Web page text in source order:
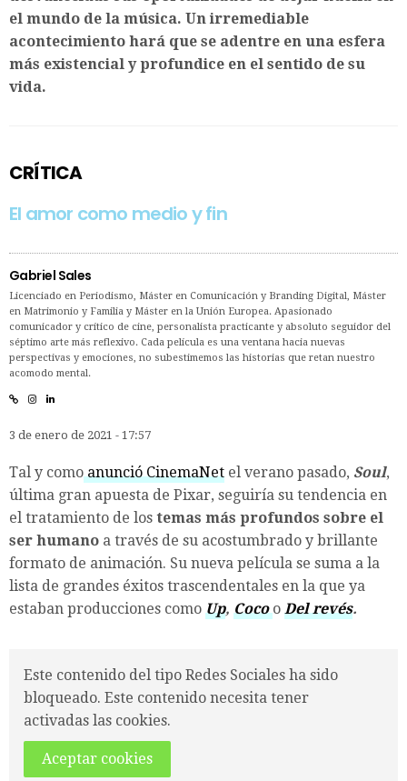
el mundo de la música. Un irremediable
acontecimiento hará que se adentre en una esfera
más existencial y profundice en el sentido de su
vida.
CRÍTICA
El amor como medio y fin
Gabriel Sales
Licenciado en Periodismo, Máster en Comunicación y Branding Digital, Máster
en Matrimonio y Familia y Máster en la Unión Europea. Apasionado
comunicador y crítico de cine, personalista practicante y absoluto seguidor del
séptimo arte más reflexivo. Cada película es una ventana hacia nuevas
perspectivas y emociones, no subestimemos las historias que retan nuestro
acomodo mental.
3 de enero de 2021 - 17:57
Tal y comoanunció CinemaNet el verano pasado, Soul,
última gran apuesta de Pixar, seguiría su tendencia en
el tratamiento de los temas más profundos sobre el
ser humano a través de su acostumbrado y brillante
formato de animación. Su nueva película se suma a la
lista de grandes éxitos trascendentales en la que ya
estaban producciones como Up, Cocoo Del revés.
Este contenido del tipo Redes Sociales ha sido
bloqueado. Este contenido necesita tener
activadas las cookies.
Aceptar cookies